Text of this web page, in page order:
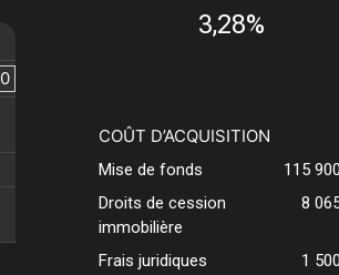
3,28%
COÛT D’ACQUISITION
Mise de fonds
115
Droits de cession
immobilière
8
Frais juridiques
1